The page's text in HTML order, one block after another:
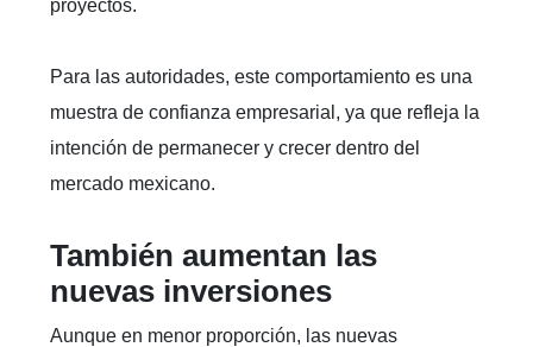
proyectos.
Para las autoridades, este comportamiento es una
muestra de confianza empresarial, ya que refleja la
intención de permanecer y crecer dentro del
mercado mexicano.
También aumentan las
nuevas inversiones
Aunque en menor proporción, las nuevas